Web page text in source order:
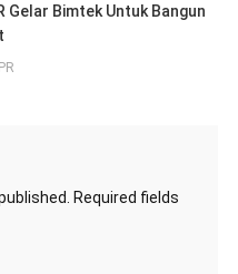
Gelar Bimtek Untuk Bangun
Required fields